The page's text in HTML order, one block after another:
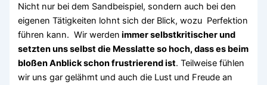
Nicht nur bei dem Sandbeispiel, sondern auch bei den
eigenen Tätigkeiten lohnt sich der Blick, wozu Perfektion
führen kann. Wir werden immer selbstkritischer und
setzten uns selbst die Messlatte so hoch, dass es beim
bloßen Anblick schon frustrierend ist. Teilweise fühlen
wir uns gar gelähmt und auch die Lust und Freude an